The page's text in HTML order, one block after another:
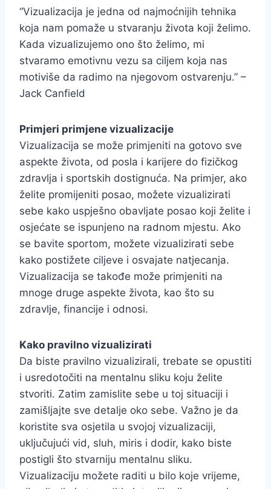
“Vizualizacija je jedna od najmoćnijih tehnika
koja nam pomaže u stvaranju života koji želimo.
Kada vizualizujemo ono što želimo, mi
stvaramo emotivnu vezu sa ciljem koja nas
motiviše da radimo na njegovom ostvarenju.” –
Jack Canfield
Primjeri primjene vizualizacije
Vizualizacija se može primjeniti na gotovo sve
aspekte života, od posla i karijere do fizičkog
zdravlja i sportskih dostignuća. Na primjer, ako
želite promijeniti posao, možete vizualizirati
sebe kako uspješno obavljate posao koji želite i
osjećate se ispunjeno na radnom mjestu. Ako
se bavite sportom, možete vizualizirati sebe
kako postižete ciljeve i osvajate natjecanja.
Vizualizacija se takođe može primjeniti na
mnoge druge aspekte života, kao što su
zdravlje, financije i odnosi.
Kako pravilno vizualizirati
Da biste pravilno vizualizirali, trebate se opustiti
i usredotočiti na mentalnu sliku koju želite
stvoriti. Zatim zamislite sebe u toj situaciji i
zamišljajte sve detalje oko sebe. Važno je da
koristite sva osjetila u svojoj vizualizaciji,
uključujući vid, sluh, miris i dodir, kako biste
postigli što stvarniju mentalnu sliku.
Vizualizaciju možete raditi u bilo koje vrijeme,